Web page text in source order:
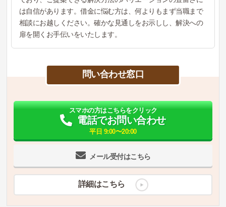
は自信があります。借金に悩む方は、何よりもまず当職まで
相談にお越しください。確かな見通しをお示しし、解決への
扉を開くお手伝いをいたします。
問い合わせ窓口
メール受付はこちら
スマホの方はこちらをクリック
電話でお問い合わせ
平日 9:00〜20:00
詳細はこちら